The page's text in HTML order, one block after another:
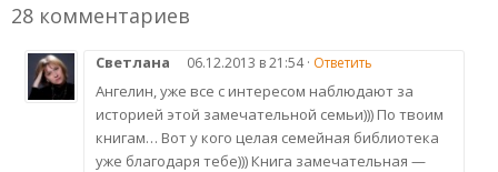
28 комментариев
Светлана 06.12.2013 в 21:54 · Ответить
Ангелин, уже все с интересом наблюдают за
историей этой замечательной семьи))) По твоим
книгам… Вот у кого целая семейная библиотека
уже благодаря тебе))) Книга замечательная —